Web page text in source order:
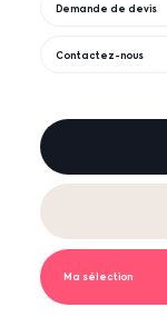
Demande de devis
Contactez-nous
Ma sélection